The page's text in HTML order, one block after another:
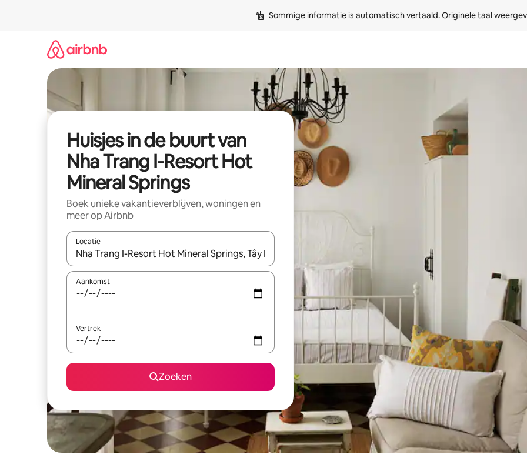
Sommige informatie is automatisch vertaald. Originele taal
Huisjes in de buurt van
Nha Trang I-Resort Hot
Mineral Springs
Boek unieke vakantieverblijven, woningen en
meer op Airbnb
Locatie
Wanneer er suggesties beschikbaar zijn, maak je een keuze met je de pijltjestoetsen omhoog en omlaag, óf door te
Aankomst
Vertrek
Zoeken